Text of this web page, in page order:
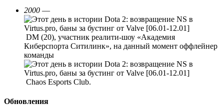
2000 —
DM (20), участник реалити-шоу «Академия
Киберспорта Ситилинк», на данный момент оффлейнер
команды
Chaos Esports Club.
Обновления